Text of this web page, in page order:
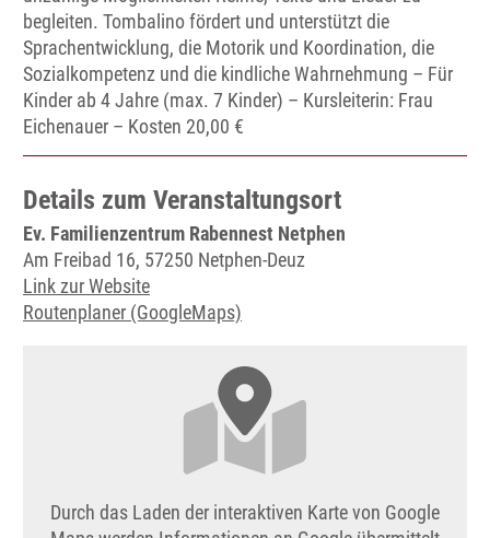
begleiten. Tombalino fördert und unterstützt die
Sprachentwicklung, die Motorik und Koordination, die
Sozialkompetenz und die kindliche Wahrnehmung – Für
Kinder ab 4 Jahre (max. 7 Kinder) – Kursleiterin: Frau
Eichenauer – Kosten 20,00 €
Details zum Veranstaltungsort
Ev. Familienzentrum Rabennest Netphen
Am Freibad 16, 57250 Netphen-Deuz
Link zur Website
Routenplaner (GoogleMaps)
Durch das Laden der interaktiven Karte von Google